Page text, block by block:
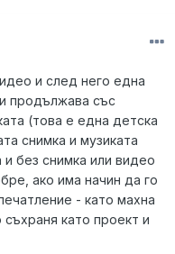
и след него една
продължава със
(това е една детска
снимка и музиката
без снимка или видео
ако има начин да го
- като махна
като проект и